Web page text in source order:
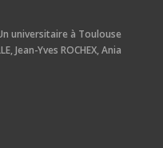
universitaire à Toulouse
Jean-Yves ROCHEX, Ania